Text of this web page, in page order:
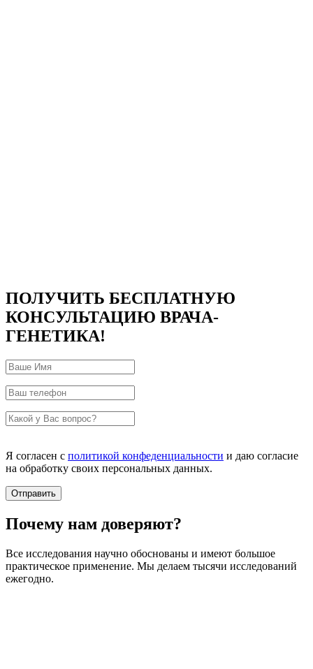
ПОЛУЧИТЬ БЕСПЛАТНУЮ
КОНСУЛЬТАЦИЮ ВРАЧА-
ГЕНЕТИКА!
Я согласен с политикой конфеденциальности и даю согласие
на обработку своих персональных данных.
Почему нам доверяют?
Все исследования научно обоснованы и имеют большое
практическое применение. Мы делаем тысячи исследований
ежегодно.